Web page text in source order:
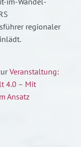
regionaler
Veranstaltung:
4.0 – Mit
Ansatz